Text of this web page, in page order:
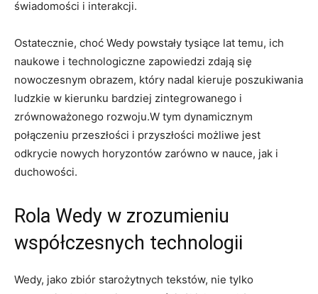
świadomości i interakcji.
Ostatecznie, choć Wedy powstały tysiące lat temu, ich
naukowe i technologiczne zapowiedzi zdają się
nowoczesnym obrazem, który nadal kieruje poszukiwania
ludzkie w kierunku bardziej zintegrowanego i
zrównoważonego rozwoju.W tym dynamicznym
połączeniu przeszłości i przyszłości możliwe jest
odkrycie nowych horyzontów zarówno w nauce, jak i
duchowości.
Rola Wedy w zrozumieniu
współczesnych technologii
Wedy, jako zbiór starożytnych tekstów, nie tylko